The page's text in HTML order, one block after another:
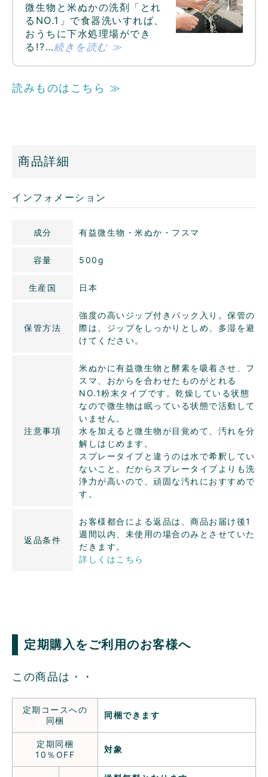
微生物と米ぬかの洗剤「とれ
るNO.1」で食器洗いすれば、
おうちに下水処理場ができ
る!?…続きを読む ≫
読みものはこちら ≫
商品詳細
インフォメーション
成分 有益微生物・米ぬか・フスマ
容量 500g
生産国 日本
保管方法
強度の高いジップ付きパック入り。保管の
際は、ジップをしっかりとしめ、多湿を避
けてください。
注意事項
米ぬかに有益微生物と酵素を吸着させ、フ
スマ、おからを合わせたものがとれる
NO.1粉末タイプです。乾燥している状態
なので微生物は眠っている状態で活動して
いません。
水を加えると微生物が目覚めて、汚れを分
解しはじめます。
スプレータイプと違うのは水で希釈してい
ないこと。だからスプレータイプよりも洗
浄力が高いので、頑固な汚れにおすすめで
す。
返品条件
お客様都合による返品は、商品お届け後1
週間以内、未使用の場合のみとさせていた
だきます。
詳しくはこちら
定期購入をご利用のお客様へ
この商品は・・
定期コースへの
同梱
同梱できます
定期同梱
10％OFF
対象